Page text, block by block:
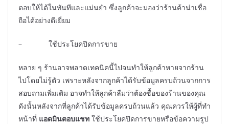
ตอบให้ได้ในทันทีและแม่นยำ ซึ่งลูกค้าจะมองว่าร้านค้าน่าเชื่อ
ถือได้อย่างดีเยี่ยม
– ใช้ประโยคปิดการขาย
หลาย ๆ ร้านอาจพลาดเทคนิคนี้ไปจนทำให้ลูกค้าหายจากร้าน
ไปโดยไม่รู้ตัว เพราะหลังจากลูกค้าได้รับข้อมูลครบถ้วนจากการ
สอบถามเพิ่มเติม อาจทำให้ลูกค้าลืมว่าต้องซื้อของร้านของคุณ
ดังนั้นหลังจากที่ลูกค้าได้รับข้อมูลครบถ้วนแล้ว คุณควรให้ผู้ที่ทำ
หน้าที่ แอดมินตอบแชท ใช้ประโยคปิดการขายหรือข้อความรูป